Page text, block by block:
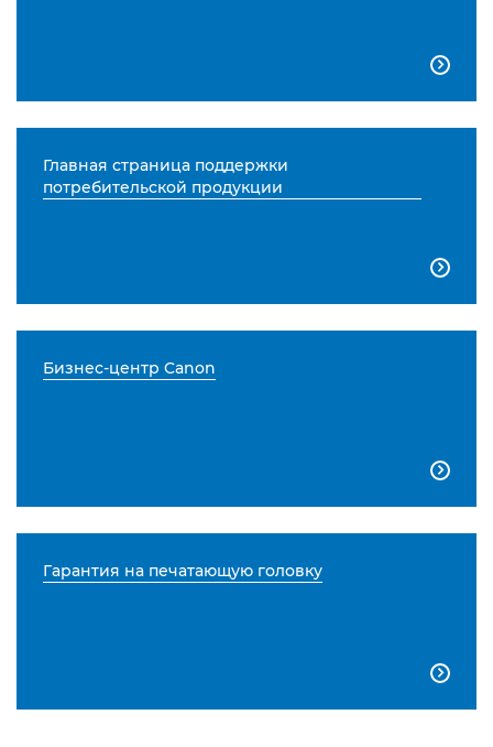

Главная страница поддержки
потребительской продукции

Бизнес-центр Canon

Гарантия на печатающую головку
